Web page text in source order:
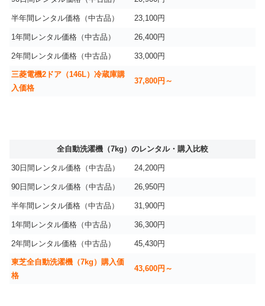
半年間レンタル価格（中古品） 23,100円
1年間レンタル価格（中古品） 26,400円
2年間レンタル価格（中古品） 33,000円
三菱電機2ドア（146L）冷蔵庫購
入価格
37,800円～
全自動洗濯機（7kg）のレンタル・購入比較
30日間レンタル価格（中古品） 24,200円
90日間レンタル価格（中古品） 26,950円
半年間レンタル価格（中古品） 31,900円
1年間レンタル価格（中古品） 36,300円
2年間レンタル価格（中古品） 45,430円
東芝全自動洗濯機（7kg）購入価
格
43,600円～